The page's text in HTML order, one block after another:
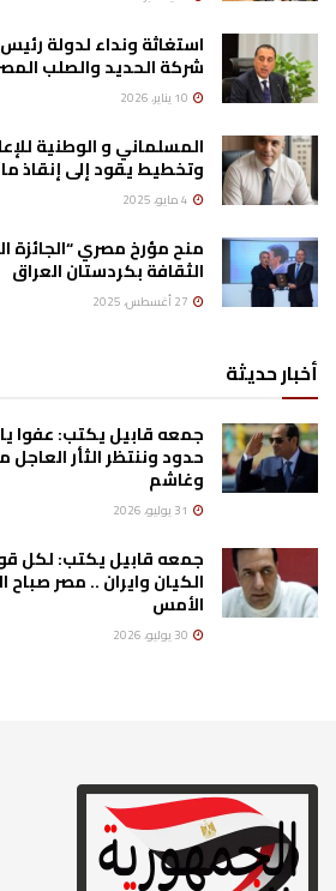
استغاثة ونداء لدولة
شركة الحديد والصلب
المسلماني و الوطنية
وتخطيط يقود إلى إنقاذ
منح مؤرخ مصري “الجائزة
الثقافة بكردستان العراق
أخبار حديثة
جمعه قابيل يكتب: عفوا
حدود وننتظر الثأر
وغاشم
جمعه قابيل يكتب: لكل
الكيان وايران .. مصر
الأمس